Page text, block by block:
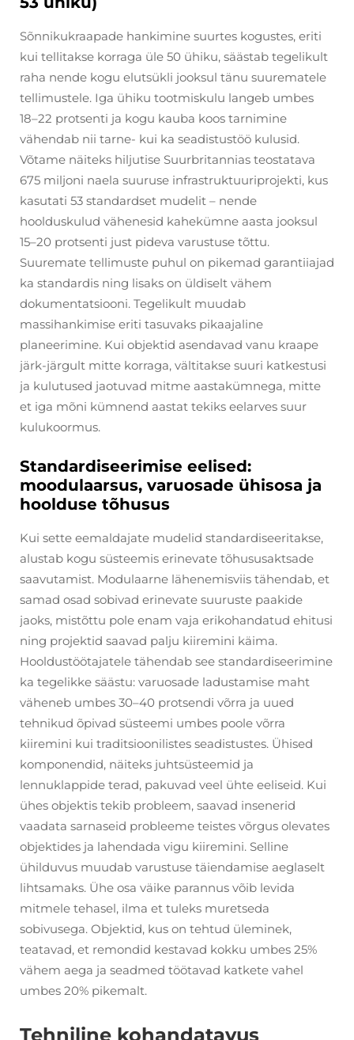
Sõnnikukraapade hankimine suurtes kogustes, eriti
kui tellitakse korraga üle 50 ühiku, säästab tegelikult
raha nende kogu elutsükli jooksul tänu suurematele
tellimustele. Iga ühiku tootmiskulu langeb umbes
18–22 protsenti ja kogu kauba koos tarnimine
vähendab nii tarne- kui ka seadistustöö kulusid.
Võtame näiteks hiljutise Suurbritannias teostatava
675 miljoni naela suuruse infrastruktuuriprojekti, kus
kasutati 53 standardset mudelit – nende
hoolduskulud vähenesid kahekümne aasta jooksul
15–20 protsenti just pideva varustuse tõttu.
Suuremate tellimuste puhul on pikemad garantiiajad
ka standardis ning lisaks on üldiselt vähem
dokumentatsiooni. Tegelikult muudab
massihankimise eriti tasuvaks pikaajaline
planeerimine. Kui objektid asendavad vanu kraape
järk-järgult mitte korraga, vältitakse suuri katkestusi
ja kulutused jaotuvad mitme aastakümnega, mitte
et iga mõni kümnend aastat tekiks eelarves suur
kulukoormus.
Standardiseerimise eelised:
moodulaarsus, varuosade ühisosa ja
hoolduse tõhusus
Kui sette eemaldajate mudelid standardiseeritakse,
alustab kogu süsteemis erinevate tõhususaktsade
saavutamist. Modulaarne lähenemisviis tähendab, et
samad osad sobivad erinevate suuruste paakide
jaoks, mistõttu pole enam vaja erikohandatud ehitusi
ning projektid saavad palju kiiremini käima.
Hooldustöötajatele tähendab see standardiseerimine
ka tegelikke säästu: varuosade ladustamise maht
väheneb umbes 30–40 protsendi võrra ja uued
tehnikud õpivad süsteemi umbes poole võrra
kiiremini kui traditsioonilistes seadistustes. Ühised
komponendid, näiteks juhtsüsteemid ja
lennuklappide terad, pakuvad veel ühte eeliseid. Kui
ühes objektis tekib probleem, saavad insenerid
vaadata sarnaseid probleeme teistes võrgus olevates
objektides ja lahendada vigu kiiremini. Selline
ühilduvus muudab varustuse täiendamise aeglaselt
lihtsamaks. Ühe osa väike parannus võib levida
mitmele tehasel, ilma et tuleks muretseda
sobivusega. Objektid, kus on tehtud üleminek,
teatavad, et remondid kestavad kokku umbes 25%
vähem aega ja seadmed töötavad katkete vahel
umbes 20% pikemalt.
Tehniline kohandatavus